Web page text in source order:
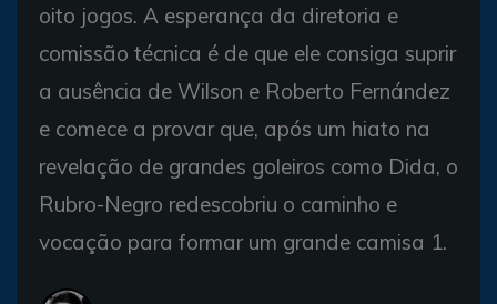
oito jogos. A esperança da diretoria e
comissão técnica é de que ele consiga suprir
a ausência de Wilson e Roberto Fernández
e comece a provar que, após um hiato na
revelação de grandes goleiros como Dida, o
Rubro-Negro redescobriu o caminho e
vocação para formar um grande camisa 1.